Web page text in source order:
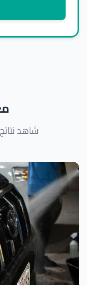
شاهد